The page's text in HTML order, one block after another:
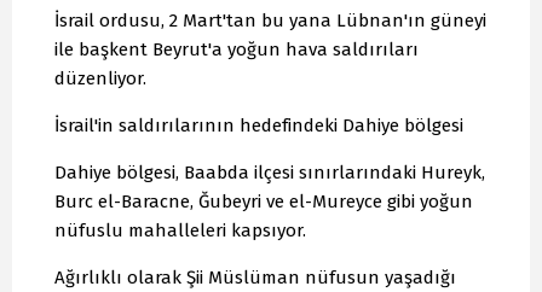
İsrail ordusu, 2 Mart'tan bu yana Lübnan'ın güneyi
ile başkent Beyrut'a yoğun hava saldırıları
düzenliyor.
İsrail'in saldırılarının hedefindeki Dahiye bölgesi
Dahiye bölgesi, Baabda ilçesi sınırlarındaki Hureyk,
Burc el-Baracne, Ğubeyri ve el-Mureyce gibi yoğun
nüfuslu mahalleleri kapsıyor.
Ağırlıklı olarak Şii Müslüman nüfusun yaşadığı